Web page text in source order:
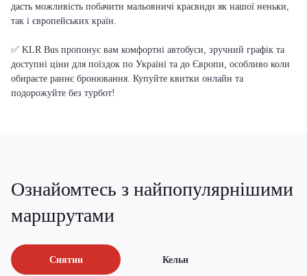
дасть можливість побачити мальовничі краєвиди як нашої неньки,
так і європейських країн.
✅ KLR Bus пропонує вам комфортні автобуси, зручний графік та
доступні ціни для поїздок по Україні та до Європи, особливо коли
обираєте раннє бронювання. Купуйте квитки онлайн та
подорожуйте без турбот!
Ознайомтесь з найпопулярнішими
маршрутами
Снятин Кельн